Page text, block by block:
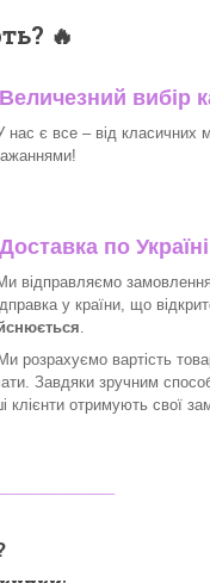
🔥
Величезний вибір
нас є все – від класичних
по
відправляємо
у країни, що
.
розрахуємо вартість
Завдяки зручним
клієнти отримують свої